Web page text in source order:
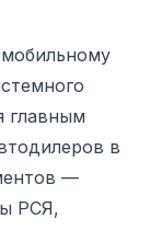
главным
в
—
РСЯ,